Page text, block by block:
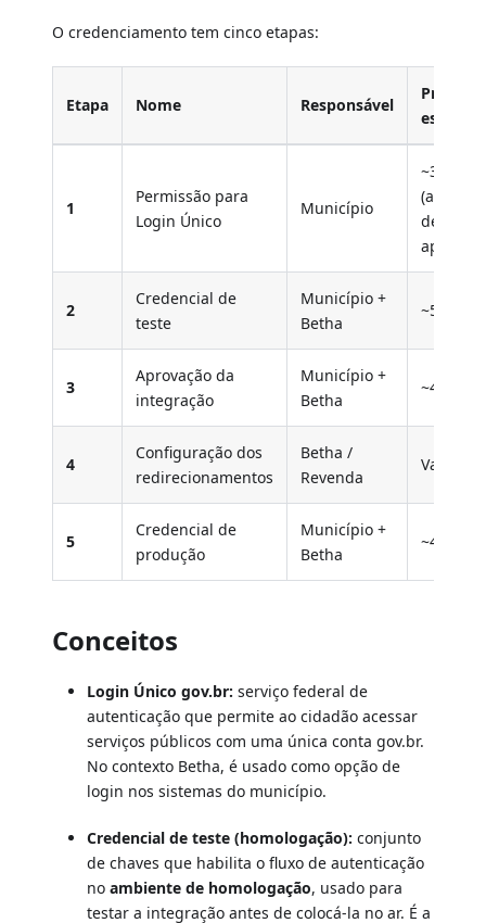
O credenciamento tem cinco etapas:
Etapa Nome Responsável
Prazo
1
Permissão para
Login Único
Município
~3 dias
(até 72h
de
2
Credencial de
teste
Município +
Betha
~5 dias
3
Aprovação da
integração
Município +
Betha
~4 dias
4
Configuração dos
redirecionamentos
Betha /
Revenda
Variável
5
Credencial de
produção
Município +
Betha
~4 dias
Conceitos
Login Único gov.br: serviço federal de
autenticação que permite ao cidadão acessar
serviços públicos com uma única conta gov.br.
No contexto Betha, é usado como opção de
login nos sistemas do município.
Credencial de teste (homologação): conjunto
de chaves que habilita o fluxo de autenticação
no ambiente de homologação, usado para
testar a integração antes de colocá-la no ar. É a